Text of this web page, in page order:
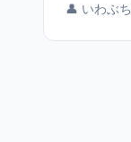
👤 いわぶち